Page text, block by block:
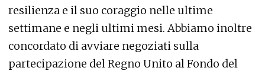
resilienza e il suo coraggio nelle ultime
settimane e negli ultimi mesi. Abbiamo inoltre
concordato di avviare negoziati sulla
partecipazione del Regno Unito al Fondo del